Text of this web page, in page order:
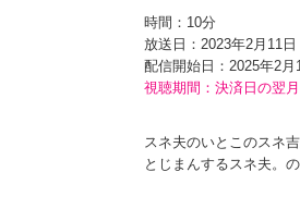
時間： 10分
放送日：2023年2月11日
配信開始日： 2025年2月
視聴期間：決済日の翌
スネ夫のいとこのスネ
とじまんするスネ夫。
くやしいのび太が、ス